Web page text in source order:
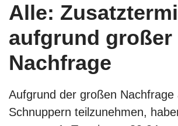
Alle:
aufgrund großer
Nachfrage
Aufgrund der großen Nachfrage
Schnuppern teilzunehmen,